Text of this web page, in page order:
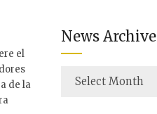
el
de la
News Archive
Select Month